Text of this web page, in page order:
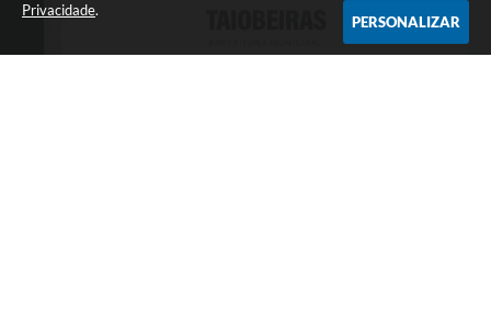
Privacidade.
PERSONALIZAR